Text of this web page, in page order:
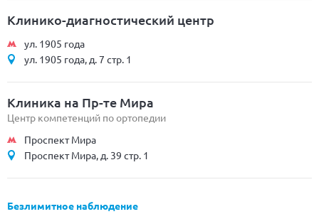
Клинико-диагностический центр
ул. 1905 года
ул. 1905 года, д. 7 стр. 1
Клиника на Пр-те Мира
Центр компетенций по ортопедии
Проспект Мира
Проспект Мира, д. 39 стр. 1
Безлимитное наблюдение